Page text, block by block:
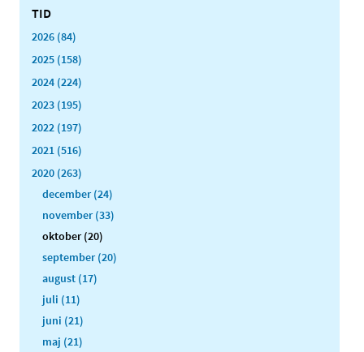
TID
2026 (84)
2025 (158)
2024 (224)
2023 (195)
2022 (197)
2021 (516)
2020 (263)
december (24)
november (33)
oktober (20)
september (20)
august (17)
juli (11)
juni (21)
maj (21)